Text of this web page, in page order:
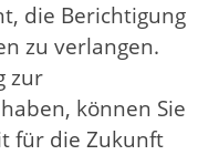
die Berichtigung
zu verlangen.
zur
können Sie
für die Zukunft